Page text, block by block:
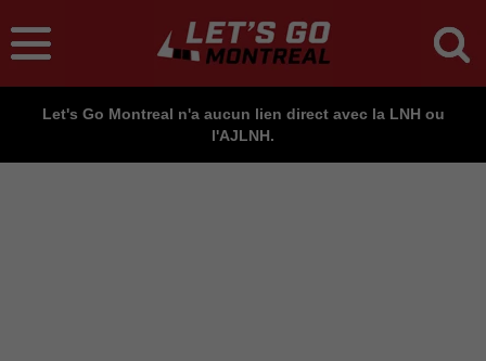
Let's Go Montreal n'a aucun lien direct avec la LNH ou
l'AJLNH.